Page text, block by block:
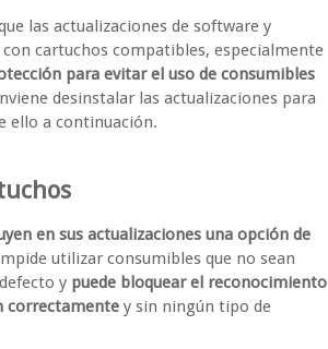
las actualizaciones de software y
cartuchos compatibles, especialmente
para evitar el uso de consumibles
desinstalar las actualizaciones para
ello a continuación.
en sus actualizaciones una opción de
utilizar consumibles que no sean
y puede bloquear el reconocimiento
correctamente y sin ningún tipo de